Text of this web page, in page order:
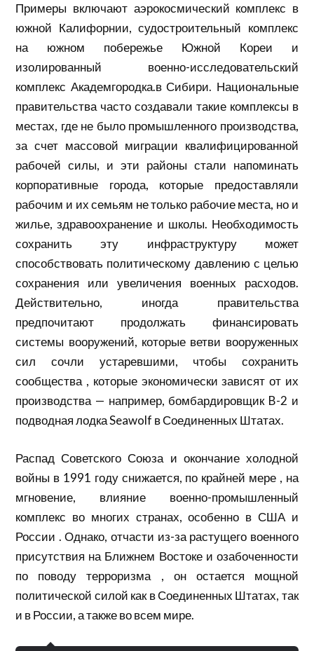
Примеры включают аэрокосмический комплекс в
южной Калифорнии, судостроительный комплекс
на южном побережье Южной Кореи и
изолированный военно-исследовательский
комплекс Академгородка.в Сибири. Национальные
правительства часто создавали такие комплексы в
местах, где не было промышленного производства,
за счет массовой миграции квалифицированной
рабочей силы, и эти районы стали напоминать
корпоративные города, которые предоставляли
рабочим и их семьям не только рабочие места, но и
жилье, здравоохранение и школы. Необходимость
сохранить эту инфраструктуру может
способствовать политическому давлению с целью
сохранения или увеличения военных расходов.
Действительно, иногда правительства
предпочитают продолжать финансировать
системы вооружений, которые ветви вооруженных
сил сочли устаревшими, чтобы сохранить
сообщества , которые экономически зависят от их
производства — например, бомбардировщик B-2 и
подводная лодка Seawolf в Соединенных Штатах.
Распад Советского Союза и окончание холодной
войны в 1991 году снижается, по крайней мере , на
мгновение, влияние военно-промышленный
комплекс во многих странах, особенно в США и
России . Однако, отчасти из-за растущего военного
присутствия на Ближнем Востоке и озабоченности
по поводу терроризма , он остается мощной
политической силой как в Соединенных Штатах, так
и в России, а также во всем мире.